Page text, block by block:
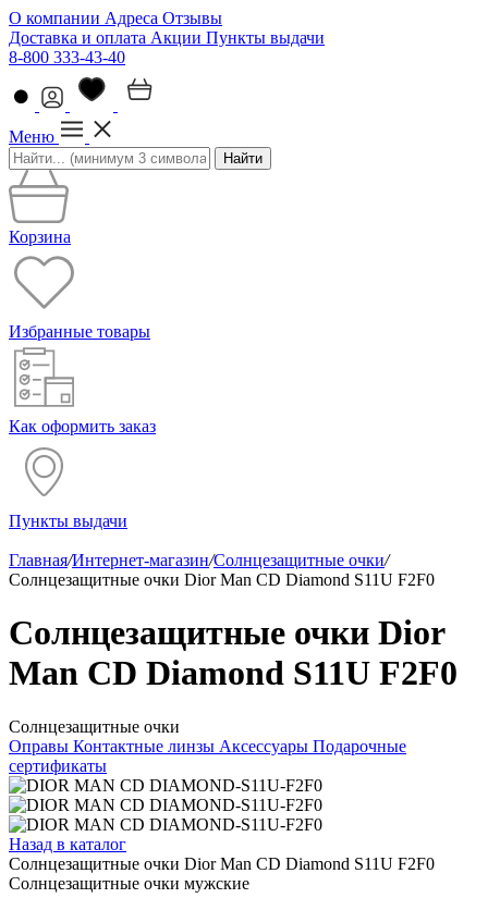
О компании Адреса Отзывы
Доставка и оплата Акции Пункты выдачи
8-800 333-43-40
Меню
Найти
Корзина
Избранные товары
Как оформить заказ
Пункты выдачи
Главная/Интернет-магазин/Солнцезащитные очки/
Солнцезащитные очки Dior Man CD Diamond S11U F2F0
Солнцезащитные очки Dior
Man CD Diamond S11U F2F0
Солнцезащитные очки
Оправы Контактные линзы Аксессуары Подарочные
сертификаты
Назад в каталог
Солнцезащитные очки Dior Man CD Diamond S11U F2F0
Солнцезащитные очки мужские